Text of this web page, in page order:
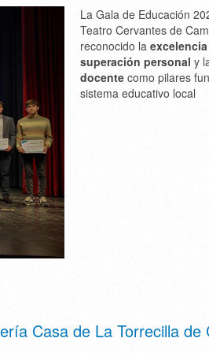
La Gala de Educación
Teatro Cervantes de
reconocido la
superación personal y
docente como pilares
sistema educativo local
Casa de La Torrecilla de